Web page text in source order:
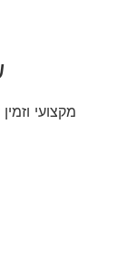
מקצועי